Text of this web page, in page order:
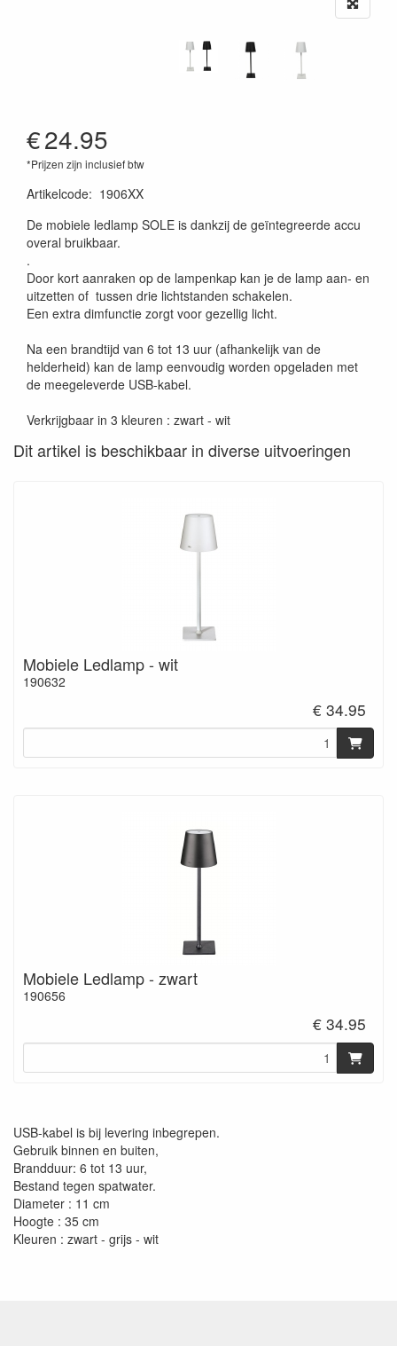
€24.95
*Prijzen zijn inclusief btw
Artikelcode: 1906XX
De mobiele ledlamp SOLE is dankzij de geïntegreerde accu
overal bruikbaar.
.
Door kort aanraken op de lampenkap kan je de lamp aan- en
uitzetten of tussen drie lichtstanden schakelen.
Een extra dimfunctie zorgt voor gezellig licht.
Na een brandtijd van 6 tot 13 uur (afhankelijk van de
helderheid) kan de lamp eenvoudig worden opgeladen met
de meegeleverde USB-kabel.
Verkrijgbaar in 3 kleuren : zwart - wit
Dit artikel is beschikbaar in diverse uitvoeringen
Mobiele Ledlamp - wit
190632
€ 34.95
Mobiele Ledlamp - zwart
190656
€ 34.95
USB-kabel is bij levering inbegrepen.
Gebruik binnen en buiten,
Brandduur: 6 tot 13 uur,
Bestand tegen spatwater.
Diameter : 11 cm
Hoogte : 35 cm
Kleuren : zwart - grijs - wit